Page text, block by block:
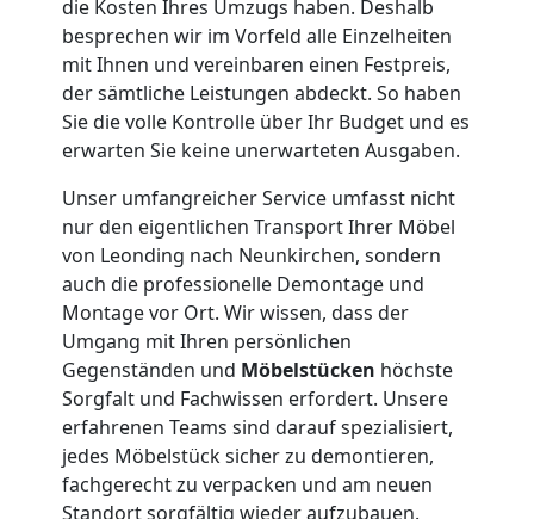
die Kosten Ihres Umzugs haben. Deshalb
besprechen wir im Vorfeld alle Einzelheiten
mit Ihnen und vereinbaren einen Festpreis,
der sämtliche Leistungen abdeckt. So haben
Sie die volle Kontrolle über Ihr Budget und es
erwarten Sie keine unerwarteten Ausgaben.
Unser umfangreicher Service umfasst nicht
nur den eigentlichen Transport Ihrer Möbel
von Leonding nach Neunkirchen, sondern
auch die professionelle Demontage und
Montage vor Ort. Wir wissen, dass der
Umgang mit Ihren persönlichen
Gegenständen und Möbelstücken höchste
Sorgfalt und Fachwissen erfordert. Unsere
erfahrenen Teams sind darauf spezialisiert,
jedes Möbelstück sicher zu demontieren,
fachgerecht zu verpacken und am neuen
Standort sorgfältig wieder aufzubauen.
Leonding
Kleiner
Umzug
Leonding
Küchenumzug
Leonding
Umzug